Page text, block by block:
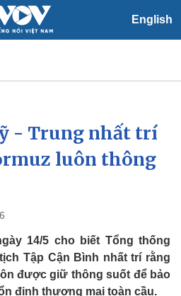
English
Xã hội
Tin 24h
Dự báo thời tiết
- Trung nhất trí
luôn thông
14/5 cho biết Tổng thống
Tập Cận Bình nhất trí rằng
được giữ thông suốt để bảo
định thương mại toàn cầu.